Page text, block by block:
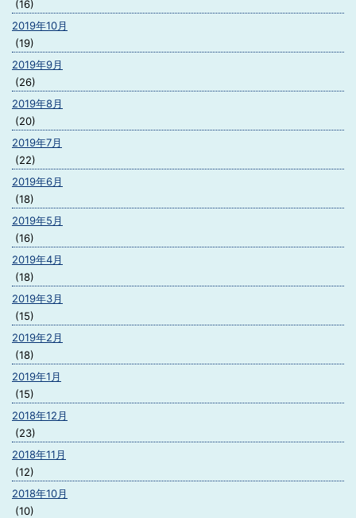
(16)
2019年10月
(19)
2019年9月
(26)
2019年8月
(20)
2019年7月
(22)
2019年6月
(18)
2019年5月
(16)
2019年4月
(18)
2019年3月
(15)
2019年2月
(18)
2019年1月
(15)
2018年12月
(23)
2018年11月
(12)
2018年10月
(10)